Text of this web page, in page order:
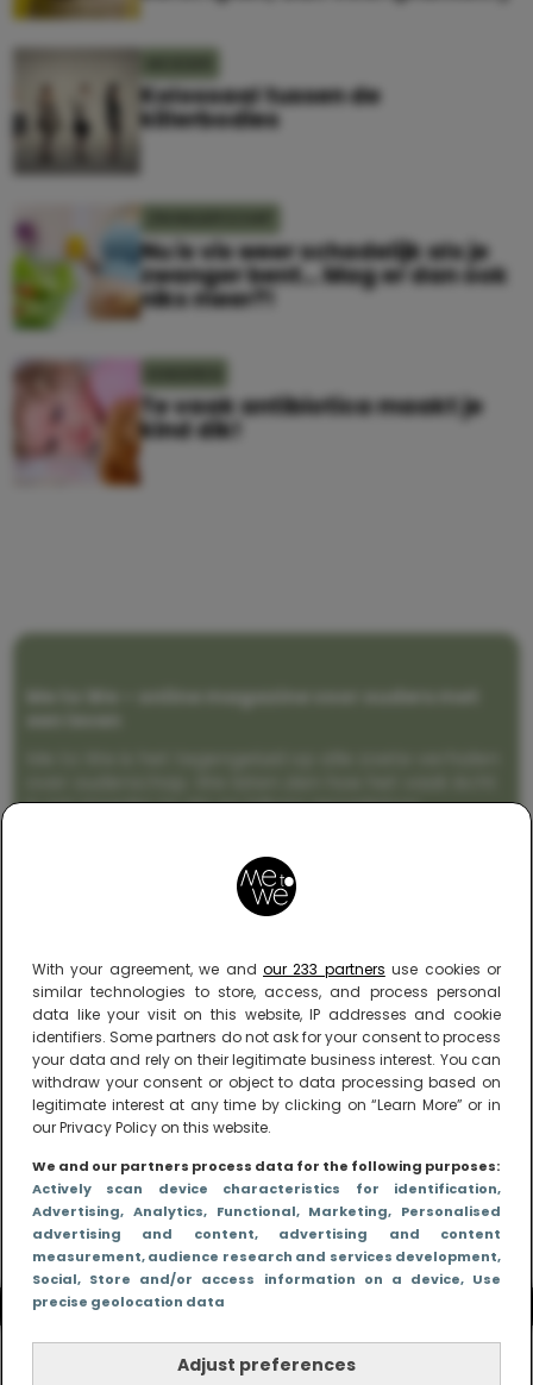
With your agreement, we and our 233 partners use cookies or
similar technologies to store, access, and process personal
data like your visit on this website, IP addresses and cookie
identifiers. Some partners do not ask for your consent to process
your data and rely on their legitimate business interest. You can
withdraw your consent or object to data processing based on
legitimate interest at any time by clicking on “Learn More” or in
our Privacy Policy on this website.
We and our partners process data for the following purposes:
Actively scan device characteristics for identification,
Advertising, Analytics, Functional, Marketing, Personalised
advertising and content, advertising and content
measurement, audience research and services development,
Social, Store and/or access information on a device, Use
precise geolocation data
Adjust preferences
Kolossaal tussen de
killerbodies
Nu is vis weer schadelijk als je
zwanger bent… Mag er dan ook
niks meer?!
Te vaak antibiotica maakt je
kind dik!
Me to We – online magazine voor ouders met
is om moeder te zijn en blijven genadeloos
zonder filter. Gewoon, hoe het leven er aan toe
gaat met en naast een (eenouder)gezin. Dus
gegarandeerd een rommelig huis, schuimbekkende
peuters en boze kleuters achter het behang.